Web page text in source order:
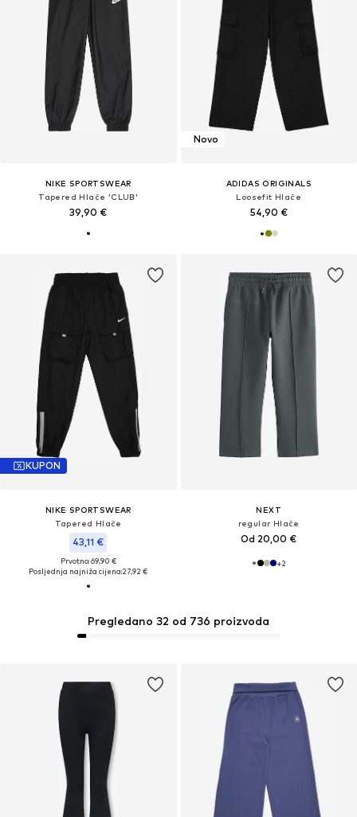
NIKE SPORTSWEAR
Tapered Hlače 'CLUB'
39,90 €
Novo
ADIDAS ORIGINALS
Loosefit Hlače
54,90 €
KUPON
NIKE SPORTSWEAR
Tapered Hlače
43,11 €
Prvotno: 69,90 €
Posljednja najniža cijena:27,92 €
NEXT
regular Hlače
Od 20,00 €
+2
Pregledano 32 od 736 proizvoda